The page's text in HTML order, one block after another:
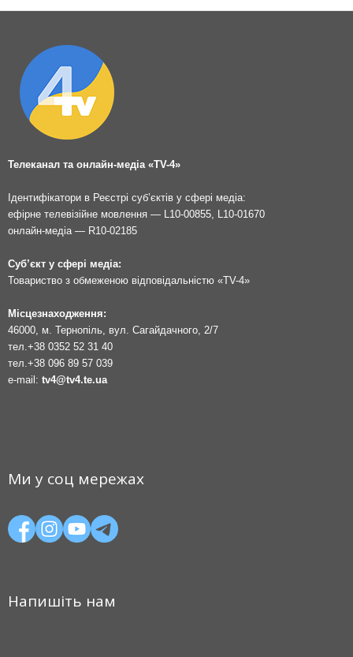
Телеканал та онлайн-медіа «TV-4»
Ідентифікатори в Реєстрі суб’єктів у сфері медіа:
ефірне телевізійне мовлення — L10-00855, L10-01670
онлайн-медіа — R10-02185
Суб’єкт у сфері медіа:
Товариство з обмеженою відповідальністю «TV-4»
Місцезнаходження:
46000, м. Тернопіль, вул. Сагайдачного, 2/7
тел. +38 0352 52 31 40
тел. +38 096 89 57 039
e-mail: tv4@tv4.te.ua
Ми у соц мережах
Напишіть нам